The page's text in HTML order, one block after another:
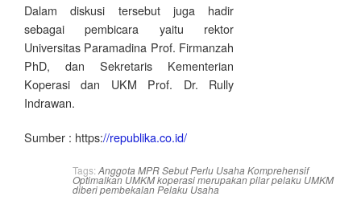
Dalam diskusi tersebut juga hadir
sebagai pembicara yaitu rektor
Universitas Paramadina Prof. Firmanzah
PhD, dan Sekretaris Kementerian
Koperasi dan UKM Prof. Dr. Rully
Indrawan.
Sumber : https://republika.co.id/
Tags: Anggota MPR Sebut Perlu Usaha Komprehensif
Optimalkan UMKMkoperasi merupakan pilarpelaku UMKM
diberi pembekalanPelaku Usaha